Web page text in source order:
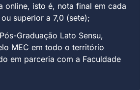
online, isto é, nota final em cada
superior a 7,0 (sete);
Graduação Lato Sensu,
MEC em todo o território
em parceria com a Faculdade